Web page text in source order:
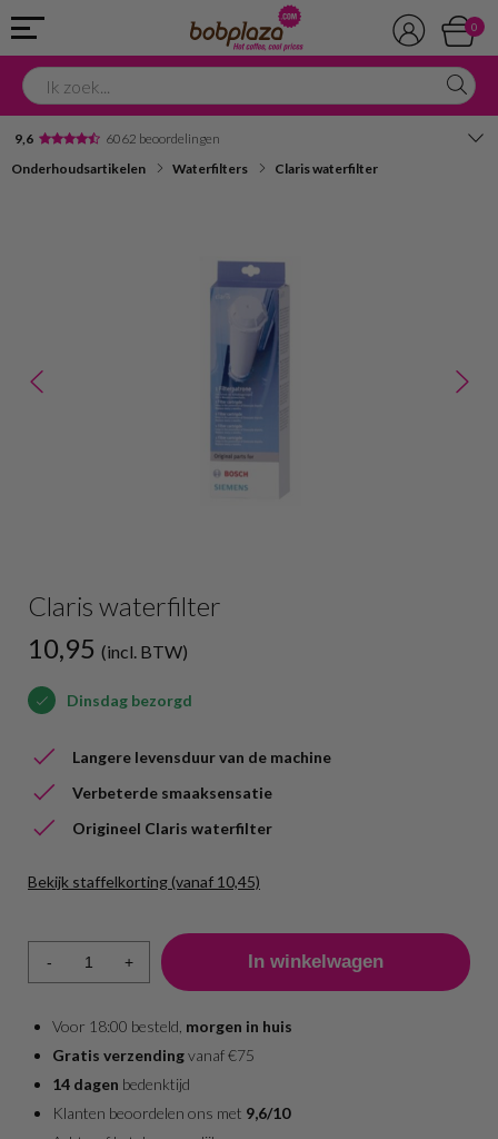
0
9,6 6062 beoordelingen
Onderhoudsartikelen Waterfilters Claris waterfilter
Claris waterfilter
10,95 (incl. BTW)
Dinsdag bezorgd
Langere levensduur van de machine
Verbeterde smaaksensatie
Origineel Claris waterfilter
Bekijk staffelkorting (vanaf 10,45)
1 - 9
10 +
10,45
- +
Voor 18:00 besteld, morgen in huis
Gratis verzendingvanaf €75
14 dagen bedenktijd
Klanten beoordelen ons met 9,6/10